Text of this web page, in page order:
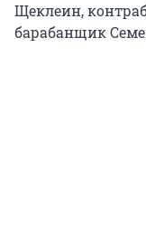
Щеклеин,
барабанщик